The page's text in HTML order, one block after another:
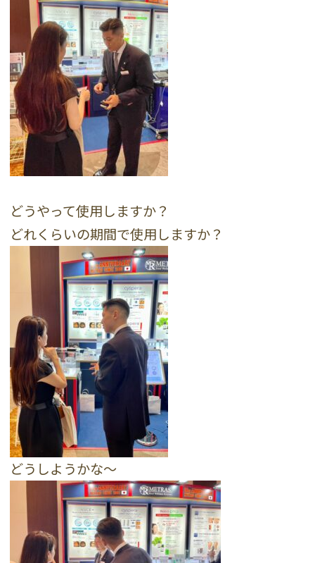
どうやって使用しますか？
どれくらいの期間で使用しますか？
どうしようかな〜